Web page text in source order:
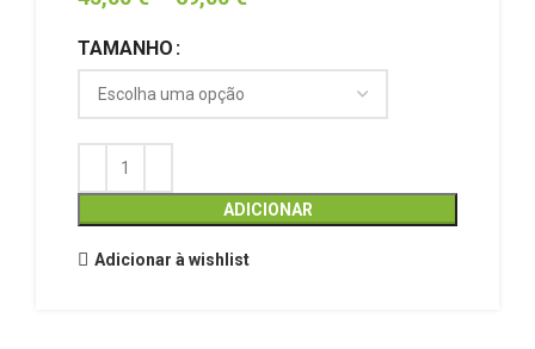
TAMANHO
ADICIONAR
Adicionar à wishlist